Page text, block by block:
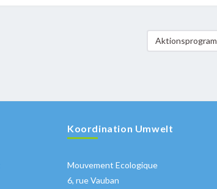
Koordination Umwelt
Mouvement Ecologique
6, rue Vauban